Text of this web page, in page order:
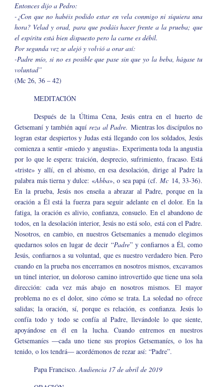
Entonces dijo a Pedro:
-¿Con que no habéis podido estar en vela conmigo ni siquiera una
hora? Velad y orad, para que podáis hacer frente a la prueba; que
el espíritu está bien dispuesto pero la carne es débil.
Por segunda vez se alejó y volvió a orar así:
-Padre mío, si no es posible que pase sin que yo la beba, hágase tu
voluntad”
(Mc 26, 36 – 42)
MEDITACIÓN
Después de la Última Cena, Jesús entra en el huerto de
Getsemaní y también aquí reza al Padre. Mientras los discípulos no
logran estar despiertos y Judas está llegando con los soldados, Jesús
comienza a sentir «miedo y angustia». Experimenta toda la angustia
por lo que le espera: traición, desprecio, sufrimiento, fracaso. Está
«triste» y allí, en el abismo, en esa desolación, dirige al Padre la
palabra más tierna y dulce: «Abba», o sea papá (cf. Mc 14, 33-36).
En la prueba, Jesús nos enseña a abrazar al Padre, porque en la
oración a Él está la fuerza para seguir adelante en el dolor. En la
fatiga, la oración es alivio, confianza, consuelo. En el abandono de
todos, en la desolación interior, Jesús no está solo, está con el Padre.
Nosotros, en cambio, en nuestros Getsemaníes a menudo elegimos
quedarnos solos en lugar de decir “Padre” y confiarnos a Él, como
Jesús, confiarnos a su voluntad, que es nuestro verdadero bien. Pero
cuando en la prueba nos encerramos en nosotros mismos, excavamos
un túnel interior, un doloroso camino introvertido que tiene una sola
dirección: cada vez más abajo en nosotros mismos. El mayor
problema no es el dolor, sino cómo se trata. La soledad no ofrece
salidas; la oración, sí, porque es relación, es confianza. Jesús lo
confía todo y todo se confía al Padre, llevándole lo que siente,
apoyándose en él en la lucha. Cuando entremos en nuestros
Getsemaníes ―cada uno tiene sus propios Getsemaníes, o los ha
tenido, o los tendrá― acordémonos de rezar así: “Padre”.
Papa Francisco. Audiencia 17 de abril de 2019